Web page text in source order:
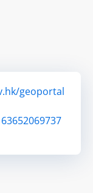
geoportal